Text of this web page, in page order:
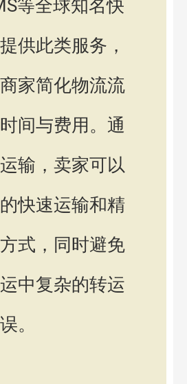
等全球知名快
供此类服务，
家简化物流流
间与费用。通
输，卖家可以
快速运输和精
式，同时避免
中复杂的转运
。